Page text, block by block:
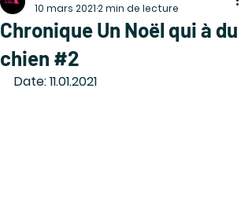
Chronique Un Noël qui à du
chien #2
10 mars 20212 min de lecture
Date: 11.01.2021